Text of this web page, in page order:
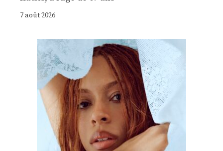
7 août 2026